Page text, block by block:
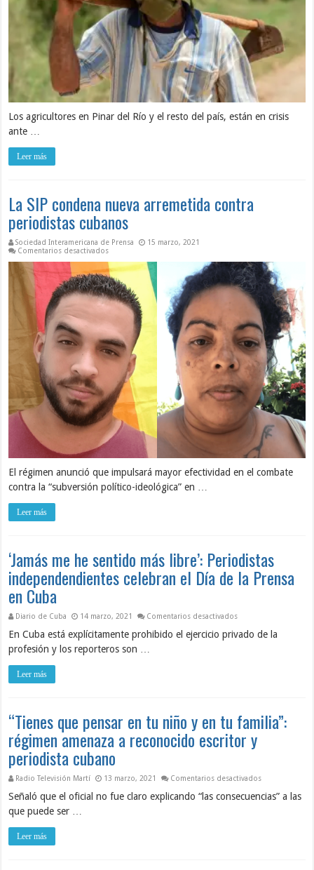
Los agricultores en Pinar del Río y el resto del país, están en crisis
ante …
Leer más
La SIP condena nueva arremetida contra
periodistas cubanos
Sociedad Interamericana de Prensa
15 marzo, 2021
Comentarios desactivadosen La SIP condena nueva arremetida contra periodistas
El régimen anunció que impulsará mayor efectividad en el combate
contra la “subversión político-ideológica” en …
Leer más
‘Jamás me he sentido más libre’: Periodistas
independendientes celebran el Día de la Prensa
en Cuba
Diario de Cuba 14 marzo, 2021 Comentarios desactivadosen ‘Jamás me he
En Cuba está explícitamente prohibido el ejercicio privado de la
profesión y los reporteros son …
Leer más
“Tienes que pensar en tu niño y en tu familia”:
régimen amenaza a reconocido escritor y
periodista cubano
Radio Televisión Martí 13 marzo, 2021 Comentarios desactivadosen “Tienes
Señaló que el oficial no fue claro explicando “las consecuencias” a las
que puede ser …
Leer más